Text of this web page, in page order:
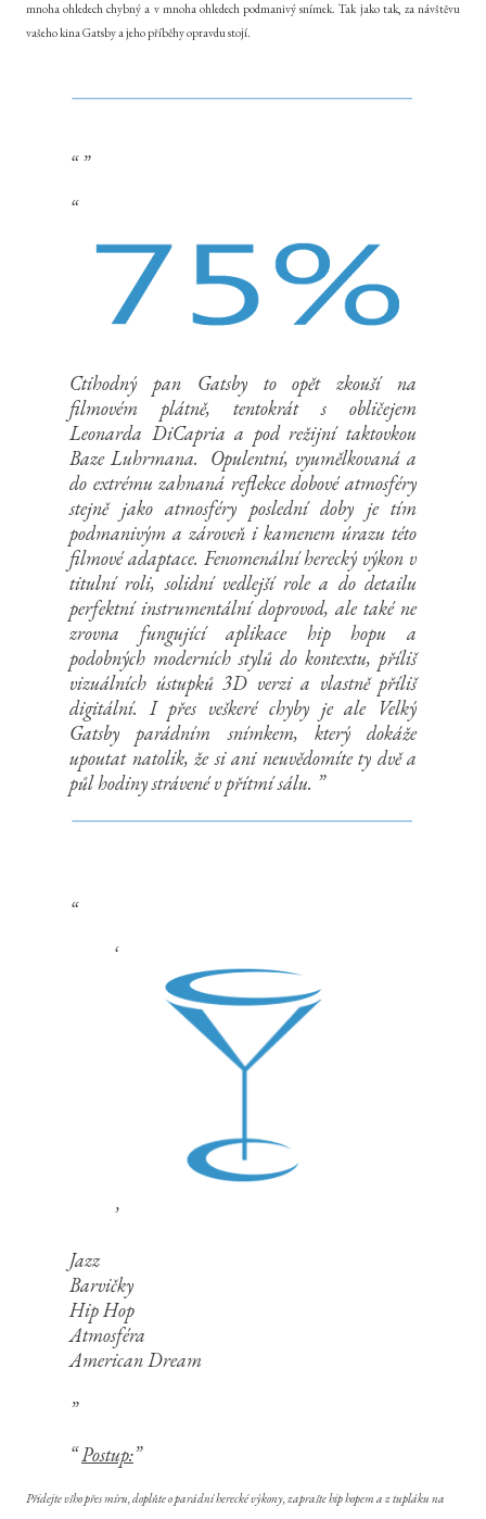
mnoha ohledech chybný a v mnoha ohledech podmanivý snímek. Tak jako tak, za návštěvu
vašeho kina Gatsby a jeho příběhy opravdu stojí.
Ctihodný pan Gatsby to opět zkouší na
filmovém plátně, tentokrát s obličejem
Leonarda DiCapria a pod režijní taktovkou
Baze Luhrmana. Opulentní, vyumělkovaná a
do extrému zahnaná reflekce dobové atmosféry
stejně jako atmosféry poslední doby je tím
podmanivým a zároveň i kamenem úrazu této
filmové adaptace. Fenomenální herecký výkon v
titulní roli, solidní vedlejší role a do detailu
perfektní instrumentální doprovod, ale také ne
zrovna fungující aplikace hip hopu a
podobných moderních stylů do kontextu, příliš
vizuálních ústupků 3D verzi a vlastně příliš
digitální. I přes veškeré chyby je ale Velký
Gatsby parádním snímkem, který dokáže
upoutat natolik, že si ani neuvědomíte ty dvě a
půl hodiny strávené v přítmí sálu.
Jazz
Barvičky
Hip Hop
Atmosféra
American Dream
Postup:
Přidejte všho přes míru, doplňte o parádní herecké výkony, zaprašte hip hopem a z tupláku na